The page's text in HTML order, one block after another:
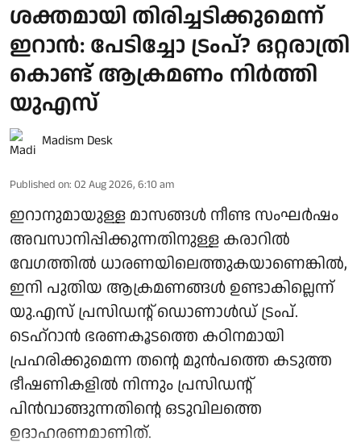
ശക്തമായി തിരിച്ചടിക്കുമെന്ന്
ഇറാൻ: പേടിച്ചോ ട്രംപ്? ഒറ്റരാത്രി
കൊണ്ട് ആക്രമണം നിർത്തി
യുഎസ്
Madism Desk
Published on: 02 Aug 2026, 6:10 am
ഇറാനുമായുള്ള മാസങ്ങൾ നീണ്ട സംഘർഷം
അവസാനിപ്പിക്കുന്നതിനുള്ള കരാറിൽ
വേഗത്തിൽ ധാരണയിലെത്തുകയാണെങ്കിൽ,
ഇനി പുതിയ ആക്രമണങ്ങൾ ഉണ്ടാകില്ലെന്ന്
യു.എസ് പ്രസിഡന്റ് ഡൊണാൾഡ് ട്രംപ്.
ടെഹ്റാൻ ഭരണകൂടത്തെ കഠിനമായി
പ്രഹരിക്കുമെന്ന തന്റെ മുൻപത്തെ കടുത്ത
ഭീഷണികളിൽ നിന്നും പ്രസിഡന്റ്
പിൻവാങ്ങുന്നതിന്റെ ഒടുവിലത്തെ
ഉദാഹരണമാണിത്.